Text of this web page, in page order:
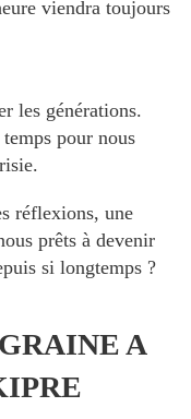
viendra toujours
les générations.
pour nous
réflexions, une
prêts à devenir
si longtemps ?
A